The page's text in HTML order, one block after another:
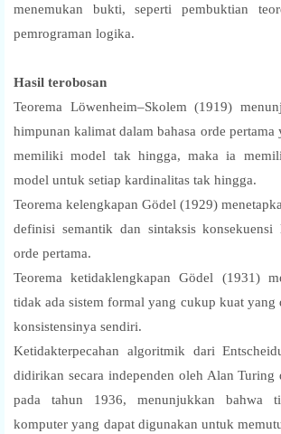
menemukan bukti, seperti pembuktian
pemrograman logika.
Hasil terobosan
Teorema Löwenheim–Skolem (1919)
himpunan kalimat dalam bahasa orde pertama
memiliki model tak hingga, maka ia
model untuk setiap kardinalitas tak hingga.
Teorema kelengkapan Gödel (1929)
definisi semantik dan sintaksis
orde pertama.
Teorema ketidaklengkapan Gödel (1931)
tidak ada sistem formal yang cukup kuat yang
konsistensinya sendiri.
Ketidakterpecahan algoritmik dari
didirikan secara independen oleh Alan Turing
pada tahun 1936, menunjukkan bahwa
komputer yang dapat digunakan untuk